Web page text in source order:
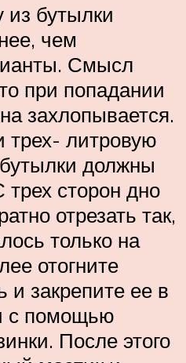
из бутылки
чем
Смысл
при попадании
захлопывается.
трех- литровую
должны
сторон дно
отрезать так,
только на
отогните
и закрепите ее в
с помощью
После этого